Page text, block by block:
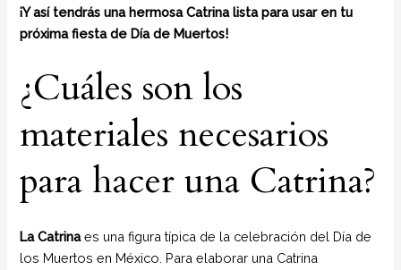
¡Y así tendrás una hermosa Catrina lista para usar en tu
próxima fiesta de Día de Muertos!
¿Cuáles son los
materiales necesarios
para hacer una Catrina?
La Catrinaes una figura típica de la celebración del Día de
los Muertos en México. Para elaborar una Catrina